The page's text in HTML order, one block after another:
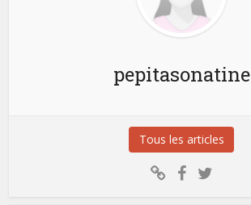
pepitasonatine
Tous les articles